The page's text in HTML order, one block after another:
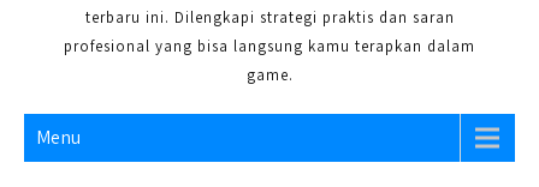
terbaru ini. Dilengkapi strategi praktis dan saran
profesional yang bisa langsung kamu terapkan dalam
game.
Menu